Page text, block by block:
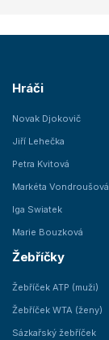
Hráči
Novak Djokovič
Jiří Lehečka
Petra Kvitová
Markéta Vondroušová
Iga Swiatek
Marie Bouzková
Žebříčky
Žebříček ATP (muži)
Žebříček WTA (ženy)
Sázkařský žebříček